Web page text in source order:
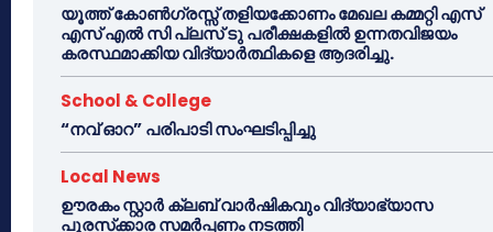
യൂത്ത് കോൺഗ്രസ്സ് തളിയക്കോണം മേഖല കമ്മറ്റി എസ്
എസ് എൽ സി പ്ലസ് ടു പരീക്ഷകളിൽ ഉന്നതവിജയം
കരസ്ഥമാക്കിയ വിദ്യാർത്ഥികളെ ആദരിച്ചു.
School & College
“നവ് ഓറ” പരിപാടി സംഘടിപ്പിച്ചു
Local News
ഊരകം സ്റ്റാർ ക്ലബ് വാർഷികവും വിദ്യാഭ്യാസ
പുരസ്‌ക്കാര സമർപ്പണം നടത്തി